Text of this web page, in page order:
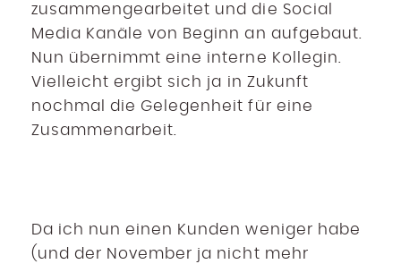
zusammengearbeitet und die Social
Media Kanäle von Beginn an aufgebaut.
Nun übernimmt eine interne Kollegin.
Vielleicht ergibt sich ja in Zukunft
nochmal die Gelegenheit für eine
Zusammenarbeit.
Da ich nun einen Kunden weniger habe
(und der November ja nicht mehr